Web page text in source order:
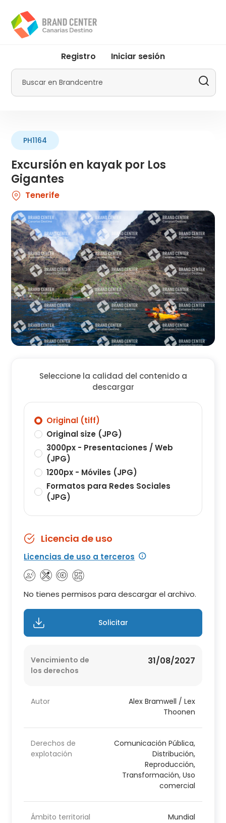
contenido
principal
menu
Promotur
Registro Iniciar sesión
Buscar
Excursión en kayak por Los
Gigantes
PH1164
Tenerife
Seleccione la calidad del contenido a
descargar
Original (tiff)
Original size (JPG)
3000px - Presentaciones / Web
(JPG)
1200px - Móviles (JPG)
Formatos para Redes Sociales
(JPG)
Licencia de uso
Licencias de uso a terceros
No tienes permisos para descargar el archivo.
Solicitar
Vencimiento de
los derechos
31/08/2027
Autor
Alex Bramwell / Lex
Thoonen
Derechos de
explotación
Comunicación Pública,
Distribución,
Reproducción,
Transformación, Uso
comercial
Ámbito territorial Mundial